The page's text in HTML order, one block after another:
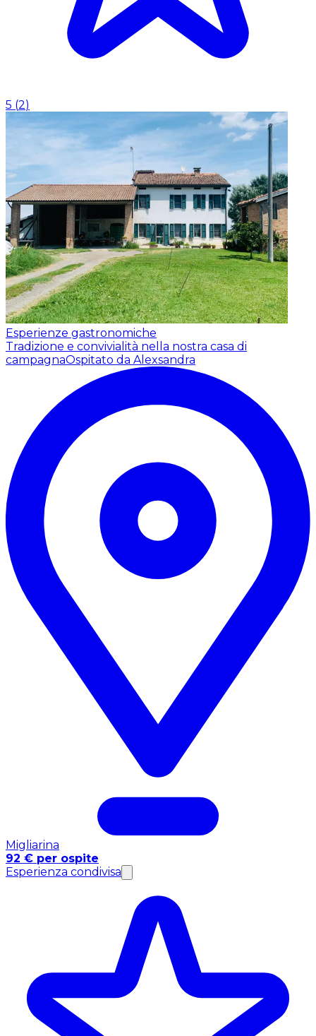
5 (2)
Esperienze gastronomiche
Tradizione e convivialità nella nostra casa di
campagnaOspitato da Alexsandra
Migliarina
92 € per ospite
Esperienza condivisa